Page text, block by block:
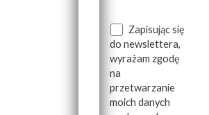
Zapisując się
do newslettera,
wyrażam zgodę
na
przetwarzanie
moich danych